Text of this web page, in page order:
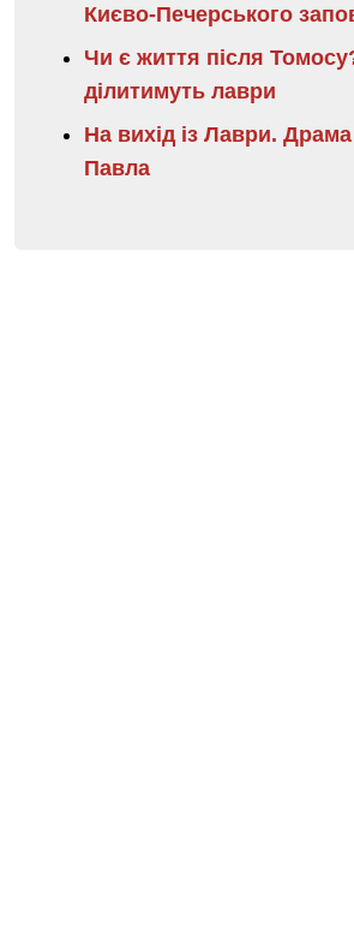
Києво-Печерського
Чи є життя після
ділитимуть лаври
На вихід із Лаври.
Павла